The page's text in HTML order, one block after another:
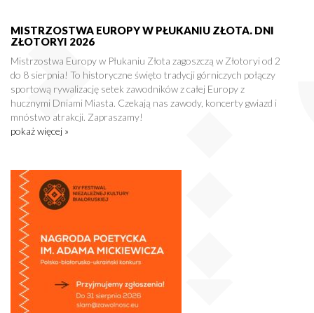
MISTRZOSTWA EUROPY W PŁUKANIU ZŁOTA. DNI
ZŁOTORYI 2026
Mistrzostwa Europy w Płukaniu Złota zagoszczą w Złotoryi od 2
do 8 sierpnia! To historyczne święto tradycji górniczych połączy
sportową rywalizację setek zawodników z całej Europy z
hucznymi Dniami Miasta. Czekają nas zawody, koncerty gwiazd i
mnóstwo atrakcji. Zapraszamy!
pokaż więcej »